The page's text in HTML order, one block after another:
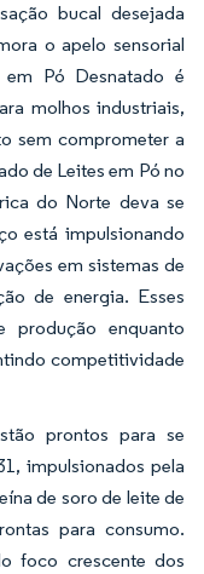
bucal desejada
o apelo sensorial
Pó Desnatado é
molhos industriais,
sem comprometer a
de Leites em Pó no
do Norte deva se
está impulsionando
em sistemas de
de energia. Esses
produção enquanto
competitividade
prontos para se
impulsionados pela
de soro de leite de
para consumo.
foco crescente dos